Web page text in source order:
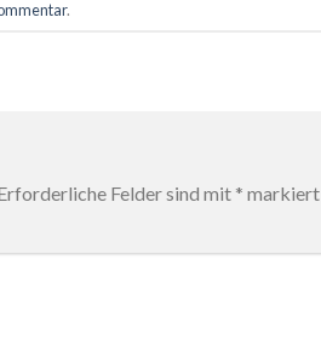
.
Felder sind mit * markiert